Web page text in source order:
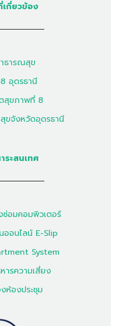
กี่ยวข้อง
ธารณสุข
อุดรธานี
สุขภาพที่ 8
ขจังหวัดอุดรธานี
ระสนเทศ
ซ่อมคอมพิวเตอร์
ออนไลน์ E-Slip
System
ารความเสี่ยง
ห้องประชุม